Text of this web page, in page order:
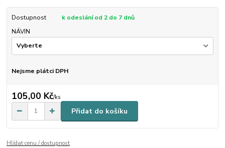
Dostupnost
k odeslání od 2 do 7 dnů
NÁVIN
Nejsme plátci DPH
105,00 Kč/ks
Přidat do košíku
Hlídat cenu / dostupnost